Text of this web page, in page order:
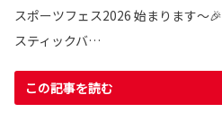
スポーツフェス2026 始まります～🎉
スティックバ…
この記事を読む